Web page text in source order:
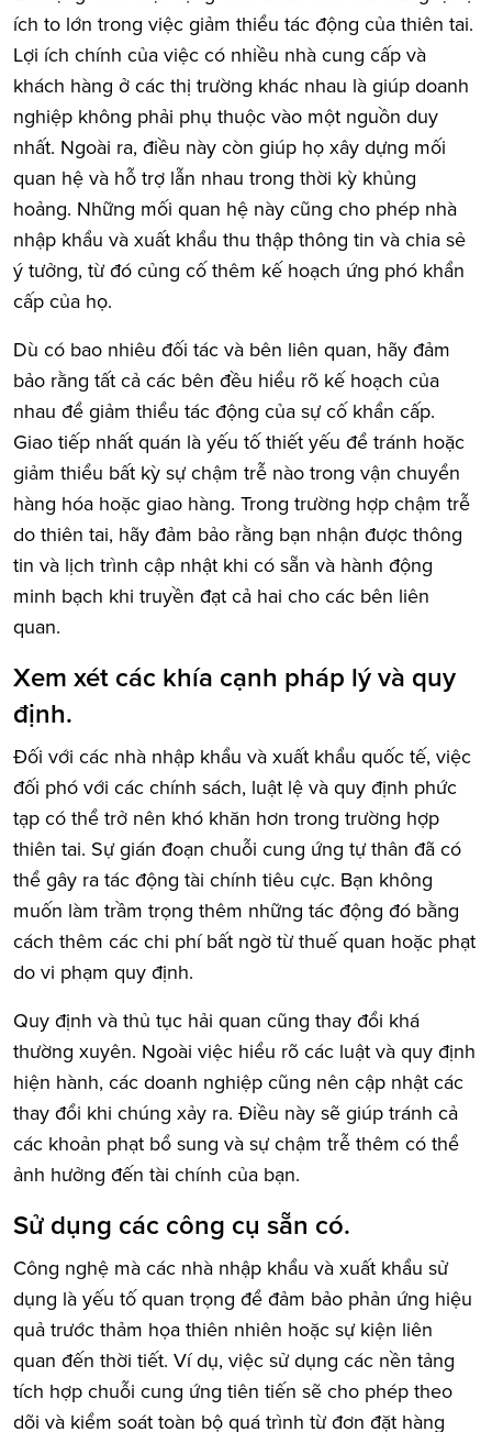
ích to lớn trong việc giảm thiểu tác động của thiên tai.
Lợi ích chính của việc có nhiều nhà cung cấp và
khách hàng ở các thị trường khác nhau là giúp doanh
nghiệp không phải phụ thuộc vào một nguồn duy
nhất. Ngoài ra, điều này còn giúp họ xây dựng mối
quan hệ và hỗ trợ lẫn nhau trong thời kỳ khủng
hoảng. Những mối quan hệ này cũng cho phép nhà
nhập khẩu và xuất khẩu thu thập thông tin và chia sẻ
ý tưởng, từ đó củng cố thêm kế hoạch ứng phó khẩn
cấp của họ.
Dù có bao nhiêu đối tác và bên liên quan, hãy đảm
bảo rằng tất cả các bên đều hiểu rõ kế hoạch của
nhau để giảm thiểu tác động của sự cố khẩn cấp.
Giao tiếp nhất quán là yếu tố thiết yếu để tránh hoặc
giảm thiểu bất kỳ sự chậm trễ nào trong vận chuyển
hàng hóa hoặc giao hàng. Trong trường hợp chậm trễ
do thiên tai, hãy đảm bảo rằng bạn nhận được thông
tin và lịch trình cập nhật khi có sẵn và hành động
minh bạch khi truyền đạt cả hai cho các bên liên
quan.
Xem xét các khía cạnh pháp lý và quy
định.
Đối với các nhà nhập khẩu và xuất khẩu quốc tế, việc
đối phó với các chính sách, luật lệ và quy định phức
tạp có thể trở nên khó khăn hơn trong trường hợp
thiên tai. Sự gián đoạn chuỗi cung ứng tự thân đã có
thể gây ra tác động tài chính tiêu cực. Bạn không
muốn làm trầm trọng thêm những tác động đó bằng
cách thêm các chi phí bất ngờ từ thuế quan hoặc phạt
do vi phạm quy định.
Quy định và thủ tục hải quan cũng thay đổi khá
thường xuyên. Ngoài việc hiểu rõ các luật và quy định
hiện hành, các doanh nghiệp cũng nên cập nhật các
thay đổi khi chúng xảy ra. Điều này sẽ giúp tránh cả
các khoản phạt bổ sung và sự chậm trễ thêm có thể
ảnh hưởng đến tài chính của bạn.
Sử dụng các công cụ sẵn có.
Công nghệ mà các nhà nhập khẩu và xuất khẩu sử
dụng là yếu tố quan trọng để đảm bảo phản ứng hiệu
quả trước thảm họa thiên nhiên hoặc sự kiện liên
quan đến thời tiết. Ví dụ, việc sử dụng các nền tảng
tích hợp chuỗi cung ứng tiên tiến sẽ cho phép theo
dõi và kiểm soát toàn bộ quá trình từ đơn đặt hàng